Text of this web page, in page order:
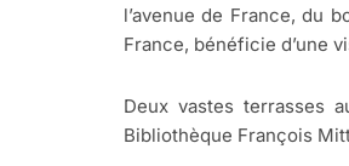
l’avenue de France, du
France, bénéficie d’une
Deux vastes terrasses
Bibliothèque François